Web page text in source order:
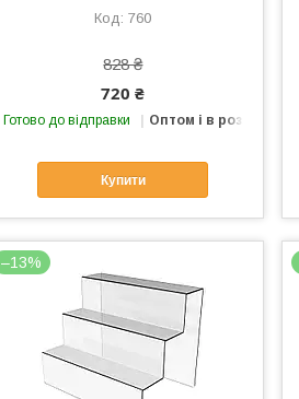
760
828 ₴
720 ₴
Готово до відправки Оптом і в роздріб
Купити
–13%